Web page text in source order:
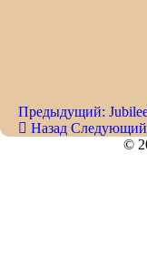
Предыдущий:
Назад
©